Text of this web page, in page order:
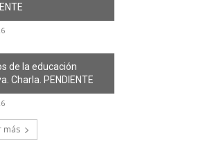
de la educación
Charla. PENDIENTE
más